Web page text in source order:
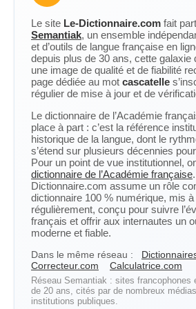
Le site Le-Dictionnaire.com fait
Semantiak, un ensemble
et d’outils de langue française en
depuis plus de 30 ans, cette galaxie
une image de qualité et de fiabilité
page dédiée au mot cascatelle
régulier de mise à jour et de
Le dictionnaire de l’Académie
place à part : c’est la référence
historique de la langue, dont le
s’étend sur plusieurs décennies
Pour un point de vue institutionnel,
dictionnaire de l’Académie française
Dictionnaire.com assume un rôle
dictionnaire 100 % numérique, mis à
régulièrement, conçu pour suivre
français et offrir aux internautes un
moderne et fiable.
Dans le même réseau :
Correcteur.com
Calculatrice.com
Réseau Semantiak : sites francophones
de 20 ans, cités par de nombreux
institutions publiques.